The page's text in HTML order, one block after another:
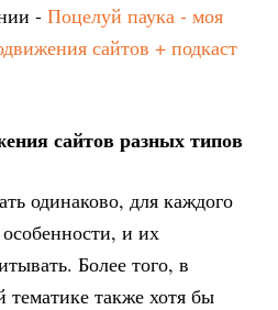
-Поцелуй паука - моя
сайтов + подкаст
сайтов разных типов
одинаково, для каждого
и их
Более того, в
также хотя бы